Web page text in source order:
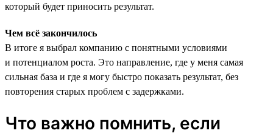
который будет приносить результат.
Чем всё закончилось
В итоге я выбрал компанию с понятными условиями
и потенциалом роста. Это направление, где у меня самая
сильная база и где я могу быстро показать результат, без
повторения старых проблем с задержками.
Что важно помнить, если